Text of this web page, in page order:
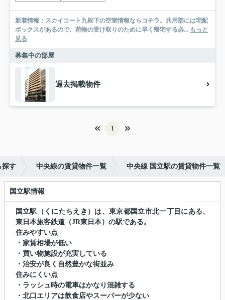
新着情報：スカイコート九段下の空室情報ならコチラ。共用部には宅配
ボックスがあるので、荷物の受け取りのために早く帰宅する必... もっと
見る
募集中の部屋
過去掲載物件
1
探す 中央線の賃貸物件一覧 中央線 国立駅の賃貸物件一覧
国立駅情報
国立駅（くにたちえき）は、東京都国立市北一丁目にある、
東日本旅客鉄道（JR東日本）の駅である。
住みやすい点
・家賃相場が低い
・買い物施設が充実している
・治安が良く自然豊かな街並み
住みにくい点
・ラッシュ時の電車はかなり混雑する
・北口エリアは飲食店やスーパーが少ない